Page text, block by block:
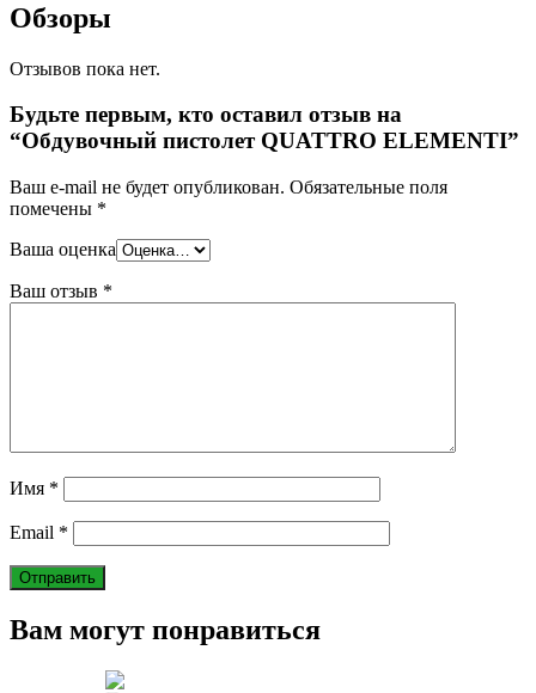
Обзоры
Отзывов пока нет.
Будьте первым, кто оставил отзыв на
“Обдувочный пистолет QUATTRO ELEMENTI”
Ваш e-mail не будет опубликован. Обязательные поля
помечены *
Ваша оценка
Ваш отзыв *
Имя *
Email *
Вам могут понравиться